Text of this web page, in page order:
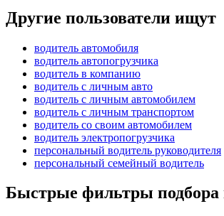
Другие пользователи ищут
водитель автомобиля
водитель автопогрузчика
водитель в компанию
водитель с личным авто
водитель с личным автомобилем
водитель с личным транспортом
водитель со своим автомобилем
водитель электропогрузчика
персональный водитель руководителя
персональный семейный водитель
Быстрые фильтры подбора